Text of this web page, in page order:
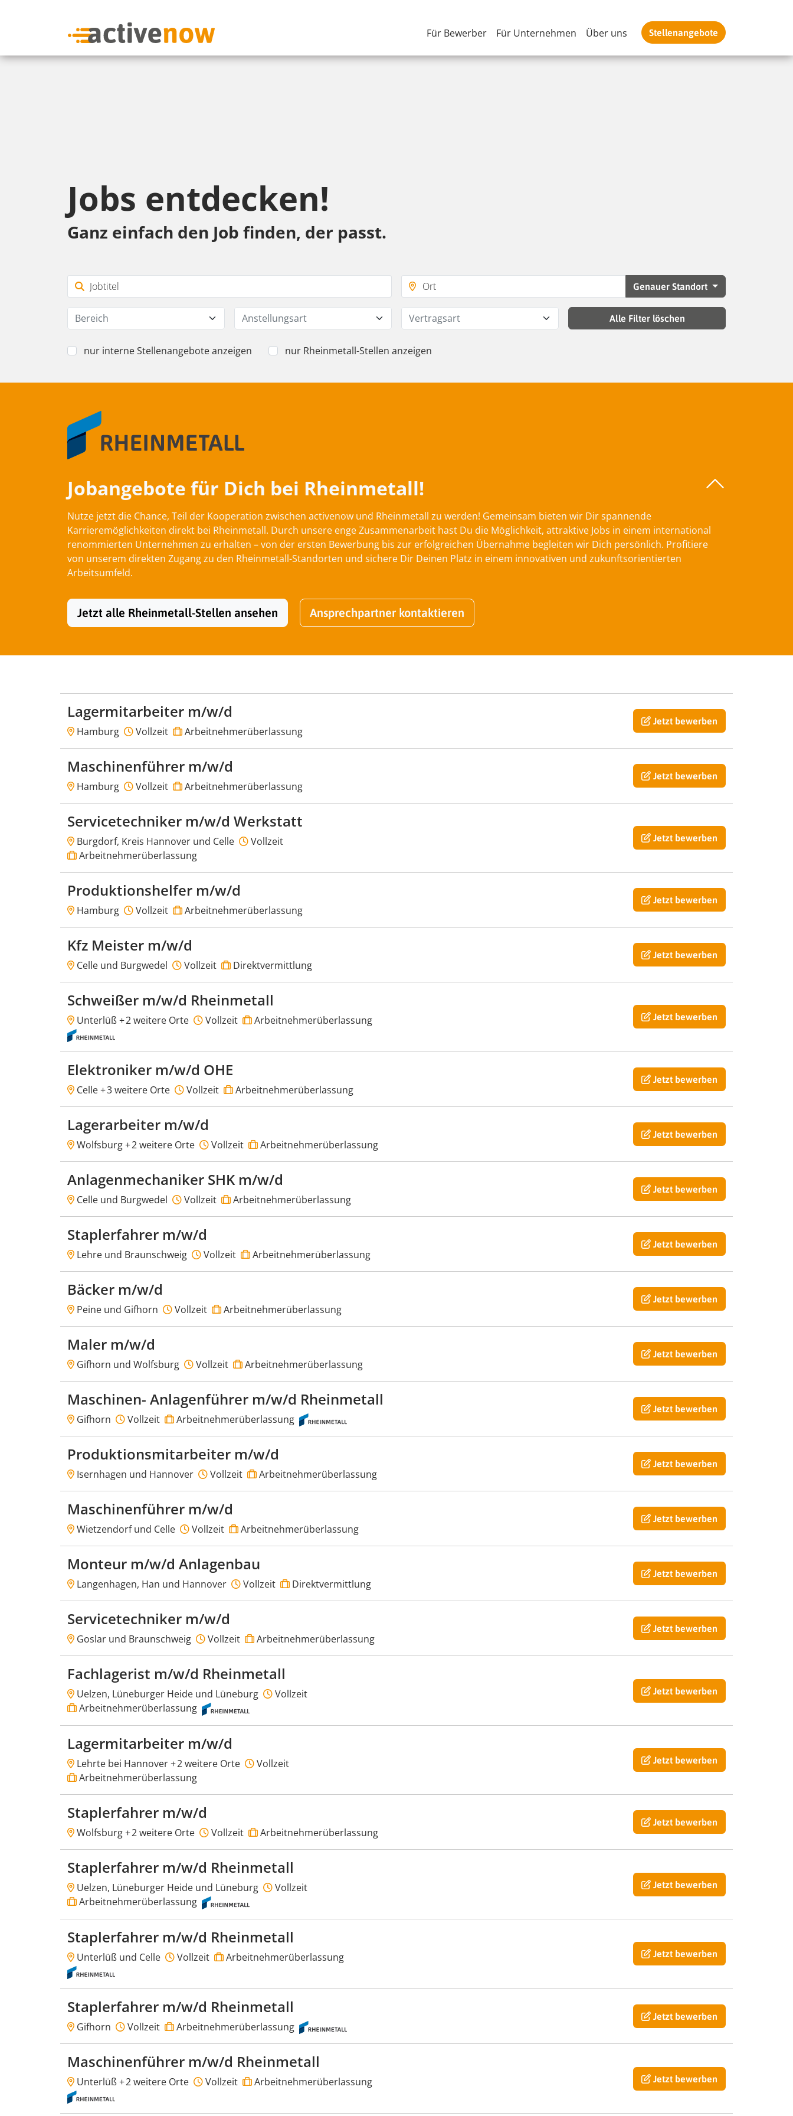
Für Bewerber Für Unternehmen Über uns Stellenangebote
Jobs entdecken!
Ganz einfach den Job finden, der passt.
Genauer Standort
Bereich Anstellungsart Vertragsart Alle Filter löschen
nur interne Stellenangebote anzeigen nur Rheinmetall-Stellen anzeigen
Jobangebote für Dich bei Rheinmetall!
Nutze jetzt die Chance, Teil der Kooperation zwischen activenow und Rheinmetall zu werden! Gemeinsam bieten wir Dir spannende
Karrieremöglichkeiten direkt bei Rheinmetall. Durch unsere enge Zusammenarbeit hast Du die Möglichkeit, attraktive Jobs in einem international
renommierten Unternehmen zu erhalten – von der ersten Bewerbung bis zur erfolgreichen Übernahme begleiten wir Dich persönlich. Profitiere
von unserem direkten Zugang zu den Rheinmetall-Standorten und sichere Dir Deinen Platz in einem innovativen und zukunftsorientierten
Arbeitsumfeld.
Jetzt alle Rheinmetall-Stellen ansehen Ansprechpartner kontaktieren
Lagermitarbeiter m/w/d
Hamburg Vollzeit Arbeitnehmerüberlassung
Jetzt bewerben
Maschinenführer m/w/d
Hamburg Vollzeit Arbeitnehmerüberlassung
Jetzt bewerben
Servicetechniker m/w/d Werkstatt
Burgdorf, Kreis Hannover und Celle
Vollzeit
Arbeitnehmerüberlassung
Jetzt bewerben
Produktionshelfer m/w/d
Hamburg Vollzeit Arbeitnehmerüberlassung
Jetzt bewerben
Kfz Meister m/w/d
Celle und Burgwedel Vollzeit Direktvermittlung
Jetzt bewerben
Schweißer m/w/d Rheinmetall
Unterlüß +2 weitere Orte Vollzeit Arbeitnehmerüberlassung Jetzt bewerben
Elektroniker m/w/d OHE
Celle +3 weitere Orte Vollzeit Arbeitnehmerüberlassung
Jetzt bewerben
Lagerarbeiter m/w/d
Wolfsburg +2 weitere Orte Vollzeit Arbeitnehmerüberlassung
Jetzt bewerben
Anlagenmechaniker SHK m/w/d
Celle und Burgwedel Vollzeit Arbeitnehmerüberlassung
Jetzt bewerben
Staplerfahrer m/w/d
Lehre und Braunschweig Vollzeit Arbeitnehmerüberlassung
Jetzt bewerben
Bäcker m/w/d
Peine und Gifhorn Vollzeit Arbeitnehmerüberlassung
Jetzt bewerben
Maler m/w/d
Gifhorn und Wolfsburg Vollzeit Arbeitnehmerüberlassung
Jetzt bewerben
Maschinen- Anlagenführer m/w/d Rheinmetall
Gifhorn Vollzeit Arbeitnehmerüberlassung
Jetzt bewerben
Produktionsmitarbeiter m/w/d
Isernhagen und Hannover Vollzeit Arbeitnehmerüberlassung
Jetzt bewerben
Maschinenführer m/w/d
Wietzendorf und Celle Vollzeit Arbeitnehmerüberlassung
Jetzt bewerben
Monteur m/w/d Anlagenbau
Langenhagen, Han und Hannover Vollzeit Direktvermittlung
Jetzt bewerben
Servicetechniker m/w/d
Goslar und Braunschweig Vollzeit Arbeitnehmerüberlassung
Jetzt bewerben
Fachlagerist m/w/d Rheinmetall
Uelzen, Lüneburger Heide und Lüneburg
Vollzeit
Arbeitnehmerüberlassung
Jetzt bewerben
Lagermitarbeiter m/w/d
Lehrte bei Hannover +2 weitere Orte
Vollzeit
Arbeitnehmerüberlassung
Jetzt bewerben
Staplerfahrer m/w/d
Wolfsburg +2 weitere Orte Vollzeit Arbeitnehmerüberlassung
Jetzt bewerben
Staplerfahrer m/w/d Rheinmetall
Uelzen, Lüneburger Heide und Lüneburg
Vollzeit
Arbeitnehmerüberlassung
Jetzt bewerben
Staplerfahrer m/w/d Rheinmetall
Unterlüß und Celle Vollzeit Arbeitnehmerüberlassung Jetzt bewerben
Staplerfahrer m/w/d Rheinmetall
Gifhorn Vollzeit Arbeitnehmerüberlassung
Jetzt bewerben
Maschinenführer m/w/d Rheinmetall
Unterlüß +2 weitere Orte Vollzeit Arbeitnehmerüberlassung Jetzt bewerben